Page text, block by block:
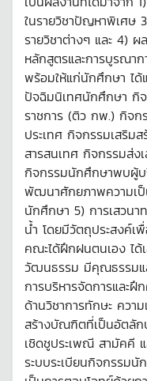
ในรายวิชาปัญหาพิเศษ
รายวิชาต่างๆ และ 4)
หลักสูตรและการบูรณา
พร้อมให้แก่นักศึกษา ไ
ปัจฉิมนิเทศนักศึกษา กิจ
ราชการ (ติว กพ.) กิจก
ประเทศ กิจกรรมเสริม
สารสนเทศ กิจกรรมส่ง
กิจกรรมนักศึกษาพบผู้บ
พัฒนาศักยภาพความเป็
นักศึกษา 5) การเสวนา
น้ำ โดยมีวัตถุประสงค์
คณะได้ฝึกฝนตนเอง ได้
วัฒนธรรม มีคุณธรรมแล
การบริหารจัดการและ
ด้านวิชาการทักษะ ควา
สร้างบัณฑิตที่เป็นอัตลัก
เชิดชูประเพณี สามัคคี แ
ระบบระเบียนกิจกรรม